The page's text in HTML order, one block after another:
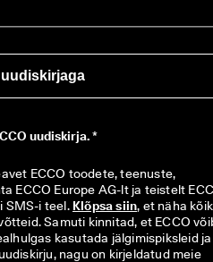
uudiskirja. *
ECCO toodete, teenuste,
ECCO Europe AG-lt ja teistelt
SMS-i teel. Klõpsa siin, et näha
Samuti kinnitad, et ECCO
kasutada jälgimispiksleid ja
kohandada sulle saadetavaid uudiskirju, nagu on kirjeldatud meie